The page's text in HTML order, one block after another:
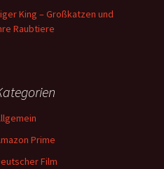
King – Großkatzen und
Raubtiere
Prime
Film